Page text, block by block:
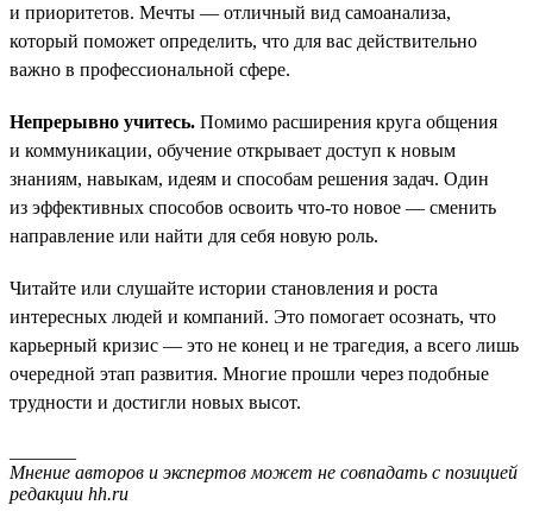
и приоритетов. Мечты — отличный вид самоанализа,
который поможет определить, что для вас действительно
важно в профессиональной сфере.
Непрерывно учитесь. Помимо расширения круга общения
и коммуникации, обучение открывает доступ к новым
знаниям, навыкам, идеям и способам решения задач. Один
из эффективных способов освоить что-то новое — сменить
направление или найти для себя новую роль.
Читайте или слушайте истории становления и роста
интересных людей и компаний. Это помогает осознать, что
карьерный кризис — это не конец и не трагедия, а всего лишь
очередной этап развития. Многие прошли через подобные
трудности и достигли новых высот.
Мнение авторов и экспертов может не совпадать с позицией
редакции hh.ru